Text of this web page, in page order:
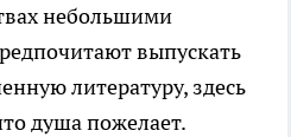
небольшими
выпускать
литературу, здесь
душа пожелает.